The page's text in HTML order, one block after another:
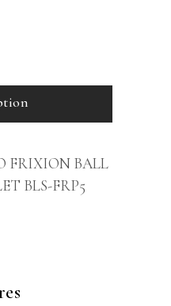
FRIXION BALL
BLS-FRP5